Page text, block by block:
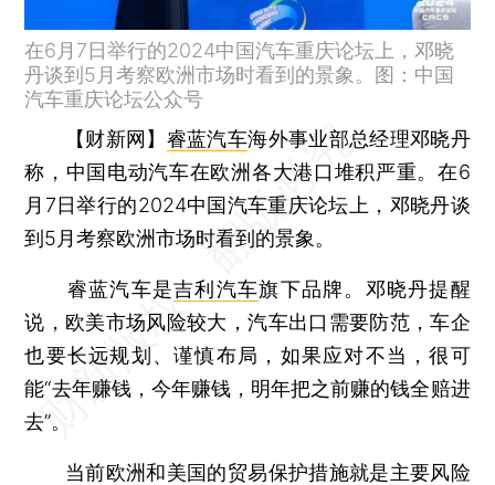
在6月7日举行的2024中国汽车重庆论坛上，邓晓
丹谈到5月考察欧洲市场时看到的景象。图：中国
汽车重庆论坛公众号
【财新网】 睿蓝汽车海外事业部总经理邓晓丹
称，中国电动汽车在欧洲各大港口堆积严重。在6
月7日举行的2024中国汽车重庆论坛上，邓晓丹谈
到5月考察欧洲市场时看到的景象。
睿蓝汽车是吉利汽车旗下品牌。邓晓丹提醒
说，欧美市场风险较大，汽车出口需要防范，车企
也要长远规划、谨慎布局，如果应对不当，很可
能“去年赚钱，今年赚钱，明年把之前赚的钱全赔进
去”。
当前欧洲和美国的贸易保护措施就是主要风险